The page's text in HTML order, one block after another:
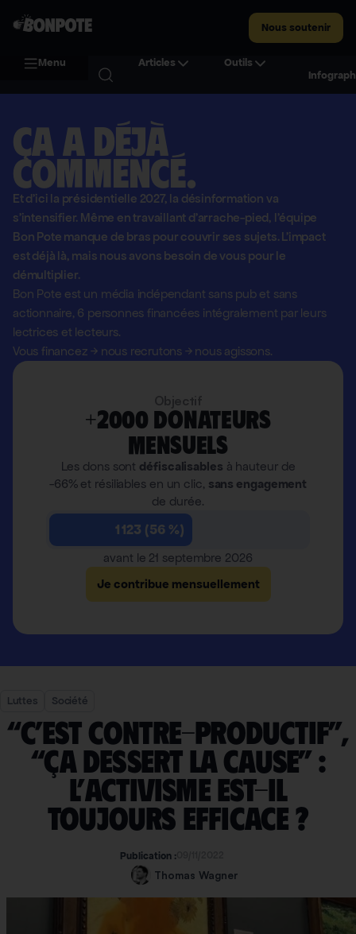
Nous soutenir
Menu Articles
Outils
Ça a déjà
commencé.
Et d'ici la présidentielle 2027, la désinformation va
s'intensifier. Même en travaillant d'arrache-pied, l'équipe
Bon Pote manque de bras pour couvrir ses sujets. L'impact
est déjà là, mais nous avons besoin de vous pour le
démultiplier.
Bon Pote est un média indépendant sans pub et sans
actionnaire, 6 personnes financées intégralement par leurs
lectrices et lecteurs.
Vous financez→ nous recrutons →nous agissons.
+2000 donateurs
mensuels
Les dons sont défiscalisables à hauteur de
-66% et résiliables en un clic, sans engagement
de durée.
1 123 (56 %)
avant le 21 septembre 2026
Je contribue mensuellement
Luttes Société
“C’est contre-productif”,
“ça dessert la cause” :
l’activisme est-il
toujours efficace ?
Publication :09/11/2022
Thomas Wagner